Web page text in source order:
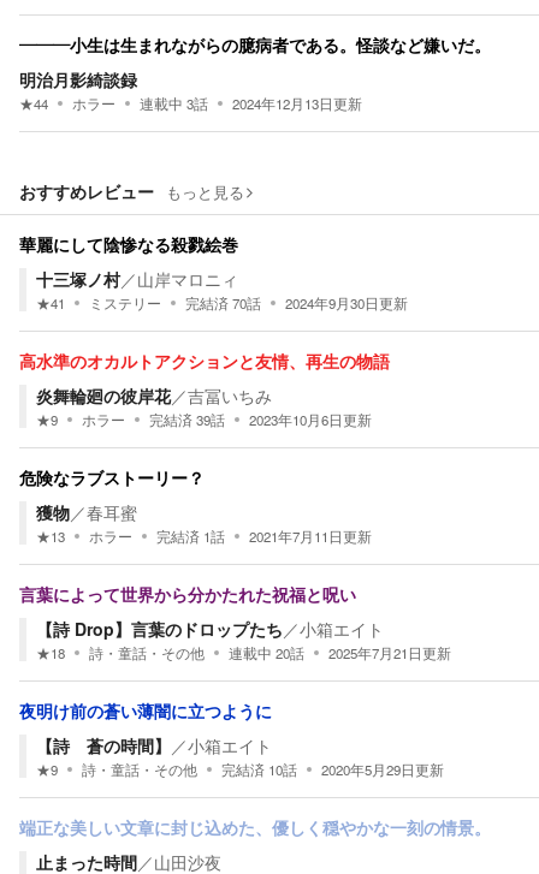
―――小生は生まれながらの臆病者である。怪談など嫌いだ。
明治月影綺談録
★44 ホラー 連載中 3話 2024年12月13日更新
おすすめレビュー もっと見る
華麗にして陰惨なる殺戮絵巻
十三塚ノ村／山岸マロニィ
★41 ミステリー 完結済70話 2024年9月30日更新
高水準のオカルトアクションと友情、再生の物語
炎舞輪廻の彼岸花／吉冨いちみ
★9 ホラー 完結済39話 2023年10月6日更新
危険なラブストーリー？
獲物／春耳蜜
★13 ホラー 完結済 1話 2021年7月11日更新
言葉によって世界から分かたれた祝福と呪い
【詩 Drop】言葉のドロップたち／小箱エイト
★18 詩・童話・その他 連載中 20話 2025年7月21日更新
夜明け前の蒼い薄闇に立つように
【詩 蒼の時間】 ／小箱エイト
★9 詩・童話・その他 完結済 10話 2020年5月29日更新
端正な美しい文章に封じ込めた、優しく穏やかな一刻の情景。
止まった時間／山田沙夜